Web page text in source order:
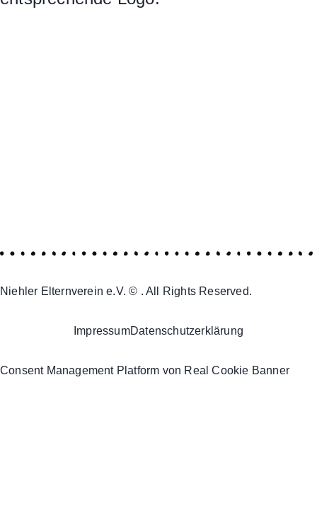
Niehler Elternverein e.V. © . All Rights Reserved.
ImpressumDatenschutzerklärung
Consent Management Platform von Real Cookie Banner